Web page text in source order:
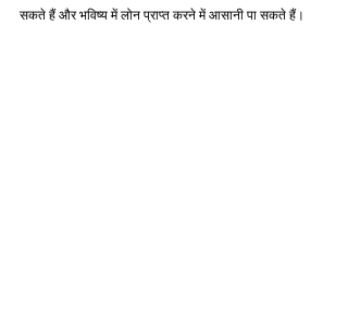
सकते हैं और भविष्य में लोन प्राप्त करने में आसानी पा सकते हैं।